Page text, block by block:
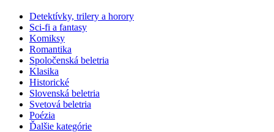
Detektívky, trilery a horory
Sci-fi a fantasy
Komiksy
Romantika
Spoločenská beletria
Klasika
Historické
Slovenská beletria
Svetová beletria
Poézia
Ďalšie kategórie